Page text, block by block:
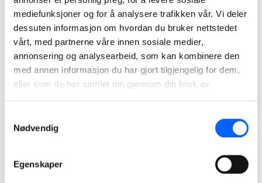
mediefunksjoner og for å analysere trafikken vår. Vi deler
dessuten informasjon om hvordan du bruker nettstedet
vårt, med partnerne våre innen sosiale medier,
annonsering og analysearbeid, som kan kombinere den
med annen informasjon du har gjort tilgjengelig for dem,
eller som de har samlet inn gjennom din bruk av
Nødvendig
Egenskaper
etterbehandlingsplan som beskriver ønsket utforming og
bruk etter uttaket. Det kan være naturområde,
industriområde eller areal for skog‑ eller jordbruk. Når
etterbehandlingen starter, ligger planen til grunn, og vi har
dialog med grunneier og myndigheter for å finne den beste
løsningen.